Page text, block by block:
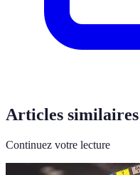
Articles similaires
Continuez votre lecture